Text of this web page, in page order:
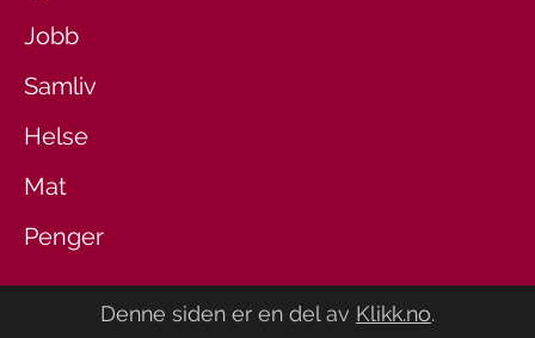
Jobb
Samliv
Helse
Mat
Penger
Denne siden er en del av Klikk.no.